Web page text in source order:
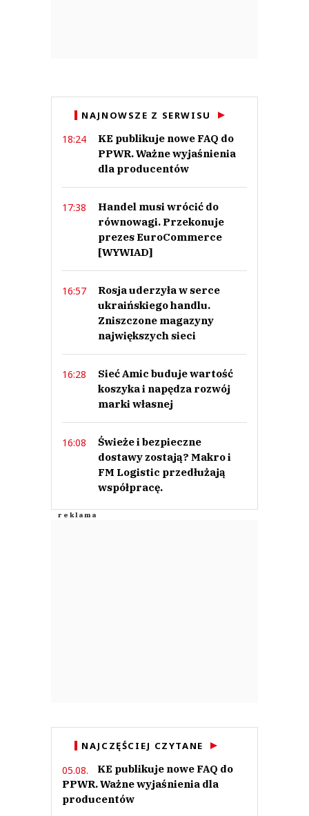
NAJNOWSZE Z SERWISU
18:24
KE publikuje nowe FAQ do
PPWR. Ważne wyjaśnienia
dla producentów
17:38
Handel musi wrócić do
równowagi. Przekonuje
prezes EuroCommerce
[WYWIAD]
16:57
Rosja uderzyła w serce
ukraińskiego handlu.
Zniszczone magazyny
największych sieci
16:28
Sieć Amic buduje wartość
koszyka i napędza rozwój
marki własnej
16:08
Świeże i bezpieczne
dostawy zostają? Makro i
FM Logistic przedłużają
współpracę.
NAJCZĘŚCIEJ CZYTANE
05.08.
KE publikuje nowe FAQ do
PPWR. Ważne wyjaśnienia dla
producentów